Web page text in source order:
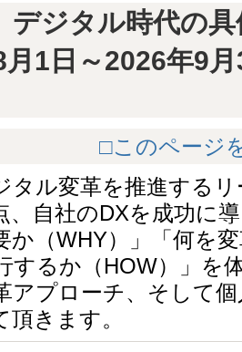
デジタル時代の
1日～2026年9
□このページ
タル変革を推進する
、自社のDXを成功に
か（WHY）」「何を
するか（HOW）」を
アプローチ、そして
きます。